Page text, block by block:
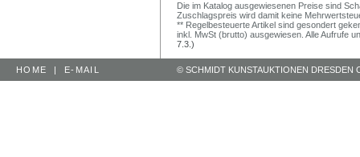
Die im Katalog ausgewiesenen Preise sind
Zuschlagspreis wird damit keine
** Regelbesteuerte Artikel sind gesondert
inkl. MwSt (brutto) ausgewiesen. Alle Aufrufe
7.3.)
HOME | E-MAIL © SCHMIDT KUNSTAUKTIONEN DRESDEN